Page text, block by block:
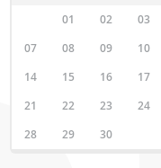
01
02 03
07
08 09 10
14
15 16 17
21
22 23 24
28
29 30